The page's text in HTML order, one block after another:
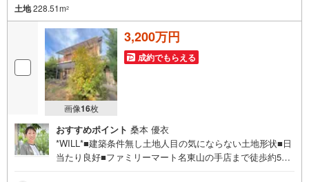
土地228.51m2
画像16枚
3,200万円
成約でもらえる
おすすめポイント 桑本 優衣
*WILL*■建築条件無し土地人目の気にならない土地形状■日
当たり良好■ファミリーマート名東山の手店まで徒歩約5分